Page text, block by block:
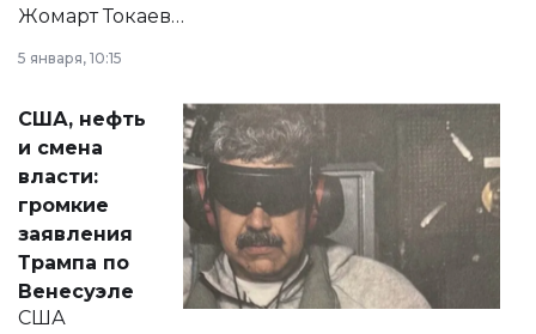
Жомарт Токаев
сразу несколько
актуальных тем —
от слухов о
политических
реформах до
вопросов армии,
экономики и
личного здоровья.
5 января, 10:15
США, нефть
и смена
власти:
громкие
заявления
Трампа по
Венесуэле
США